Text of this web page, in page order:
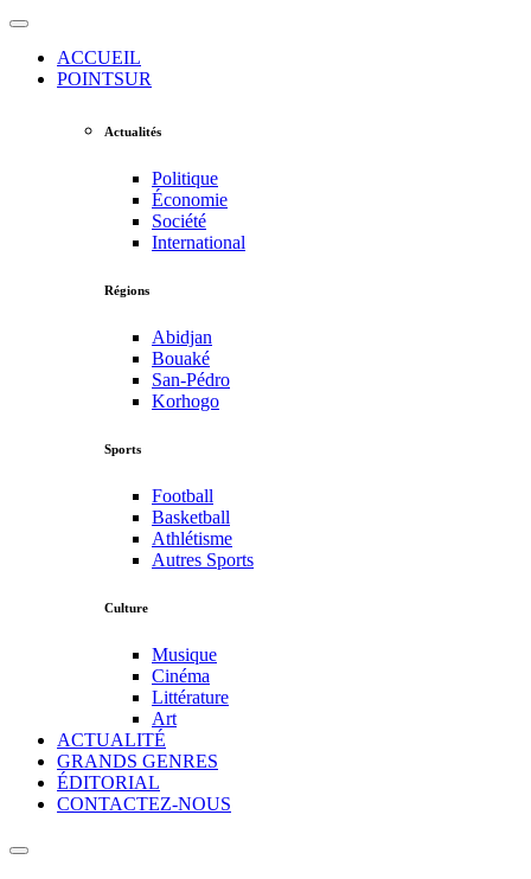
ACCUEIL
POINTSUR
Actualités
Politique
Économie
Société
International
Régions
Abidjan
Bouaké
San-Pédro
Korhogo
Sports
Football
Basketball
Athlétisme
Autres Sports
Culture
Musique
Cinéma
Littérature
Art
ACTUALITÉ
GRANDS GENRES
ÉDITORIAL
CONTACTEZ-NOUS